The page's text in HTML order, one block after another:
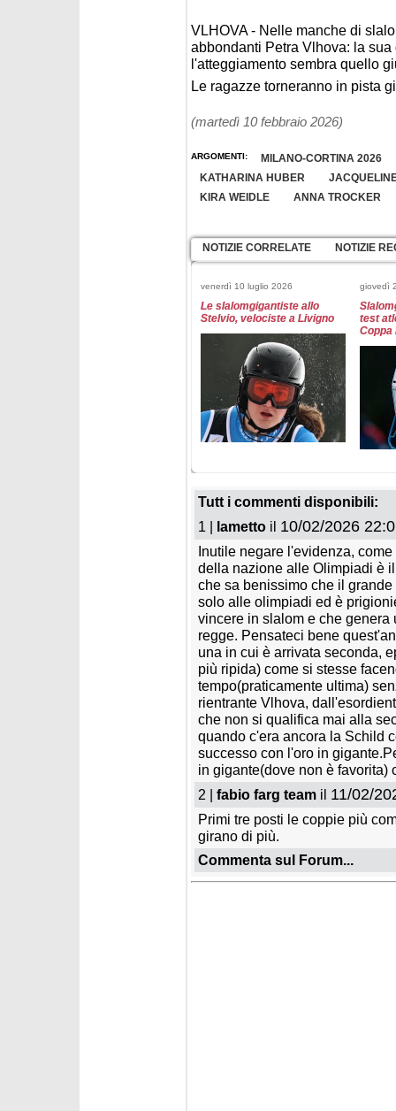
VLHOVA - Nelle manche di
abbondanti Petra Vlhova: la
l'atteggiamento sembra quello
Le ragazze torneranno in pista
(martedì 10 febbraio 2026)
ARGOMENTI:
MILANO-CORTINA 2026
KATHARINA HUBER
KIRA WEIDLE
ANNA TROCKER
NOTIZIE CORRELATE NOTIZIE
venerdì 10 luglio 2026
Le slalomgigantiste allo
Stelvio, velociste a Livigno
giovedì
test
Coppa
2026/2027: cosa cambia?
2026/
mercoledì 6 maggio 2026
Henrik Kristoffersen passa
a Head; Paula Moltzan a
VanDeer
venerdì
slalom
Tutt i commenti disponibili:
1 | lametto il 10/02/2026
Inutile negare l'evidenza,
della nazione alle Olimpiadi è
che sa benissimo che il
solo alle olimpiadi ed è
vincere in slalom e che
regge. Pensateci bene
una in cui è arrivata seconda,
più ripida) come si stesse
tempo(praticamente ultima)
rientrante Vlhova,
che non si qualifica mai alla
quando c'era ancora la Schild
successo con l'oro in
in gigante(dove non è favorita)
2 | fabio farg team il 11/02/
Primi tre posti le coppie più
girano di più.
Commenta sul Forum...